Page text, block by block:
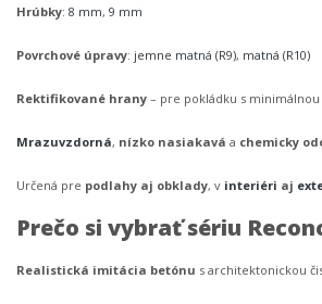
Hrúbky: 8 mm, 9 mm
Povrchové úpravy: jemne matná (R9), matná (R10)
Rektifikované hrany – pre pokládku s minimálnou
Mrazuvzdorná, nízko nasiakavá a chemicky
Určená pre podlahy aj obklady, v interiéri aj
Prečo si vybrať sériu
Realistická imitácia betónu s architektonickou